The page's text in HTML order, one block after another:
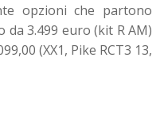
opzioni che partono
3.499 euro (kit R AM)
(XX1, Pike RCT3 13,